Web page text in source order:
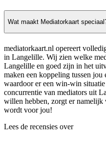
Wat maakt Mediatorkaart
mediatorkaart.nl opereert
in Langelille. Wij zien welke
Langelille en goed zijn in het
maken een koppeling tussen jou
waardoor er een win-win
concurrentie van mediators uit
willen hebben, zorgt er namelijk
wordt voor jou!
Lees de recensies over